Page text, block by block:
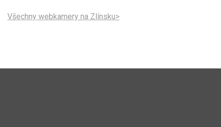
Všechny webkamery na Zlínsku>